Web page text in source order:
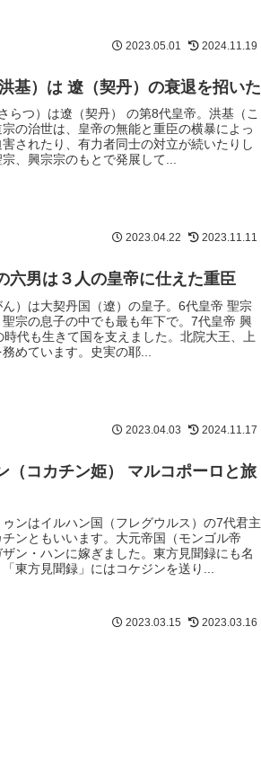
2023.05.01 2024.11.19
基）は 遼（契丹）の衰退を招いた
らつ）は遼（契丹） の第8代皇帝。洪基（こ
の治世は、皇帝の無能と重臣の横暴によっ
されたり、有力者同士の対立が続いたりし
、興宗宗のもとで発展して...
2023.04.22 2023.11.11
男は３人の皇帝に仕えた重臣
）は大契丹国（遼）の皇子。6代皇帝 聖宗
宗の息子の中でも最も年下で。7代皇帝 興
代も生きて国を支えました。北院大王、上
めています。史実の耶...
2023.04.03 2024.11.17
（コカチン姫） マルコポーロと旅
ンはイルハン国（フレグウルス）の7代君主
ンともいいます。大元帝国（モンゴル帝
ン・ハンに嫁ぎました。東方見聞録にも名
東方見聞録」にはコケジンを送り...
2023.03.15 2023.03.16